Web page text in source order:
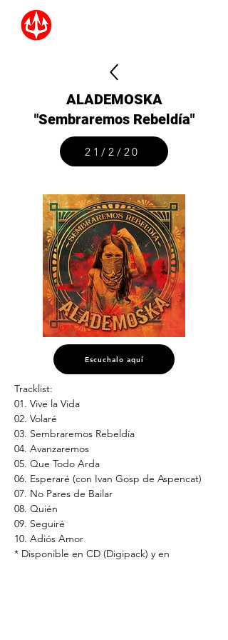
ALADEMOSKA
"Sembraremos Rebeldía"
21/2/20
Escuchalo aquí
Tracklist:
01. Vive la Vida
02. Volaré
03. Sembraremos Rebeldía
04. Avanzaremos
05. Que Todo Arda
06. Esperaré (con Ivan Gosp de Aspencat)
07. No Pares de Bailar
08. Quién
09. Seguiré
10. Adiós Amor
* Disponible en CD (Digipack) y en